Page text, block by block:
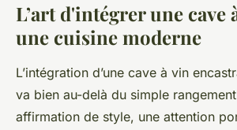
L’art d'intégrer une cave
une cuisine moderne
L’intégration d’une cave à vin
va bien au-delà du simple
affirmation de style, une attention